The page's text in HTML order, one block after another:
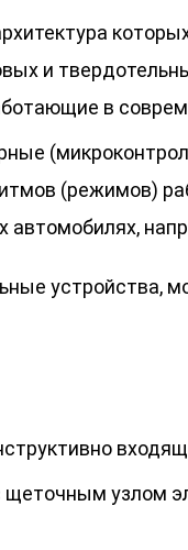
и
в
(режимов)
автомобилях,
устройства,
узлом